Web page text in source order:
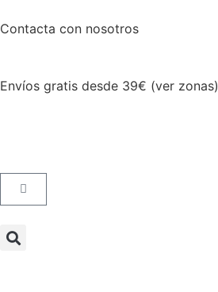
Contacta con nosotros
Envíos gratis desde 39€ (ver zonas)